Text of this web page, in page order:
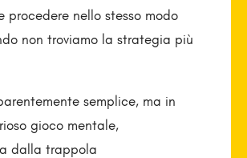
procedere nello stesso modo
non troviamo la strategia più
semplice, ma in
gioco mentale,
dalla trappola